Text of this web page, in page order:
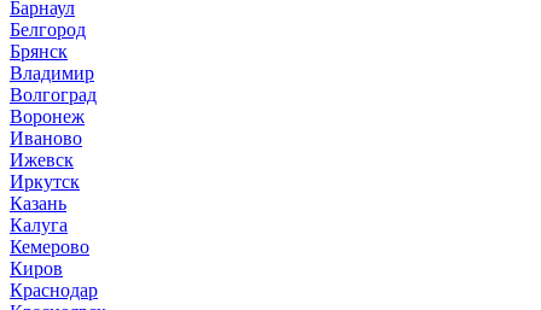
Барнаул
Белгород
Брянск
Владимир
Волгоград
Воронеж
Иваново
Ижевск
Иркутск
Казань
Калуга
Кемерово
Киров
Краснодар